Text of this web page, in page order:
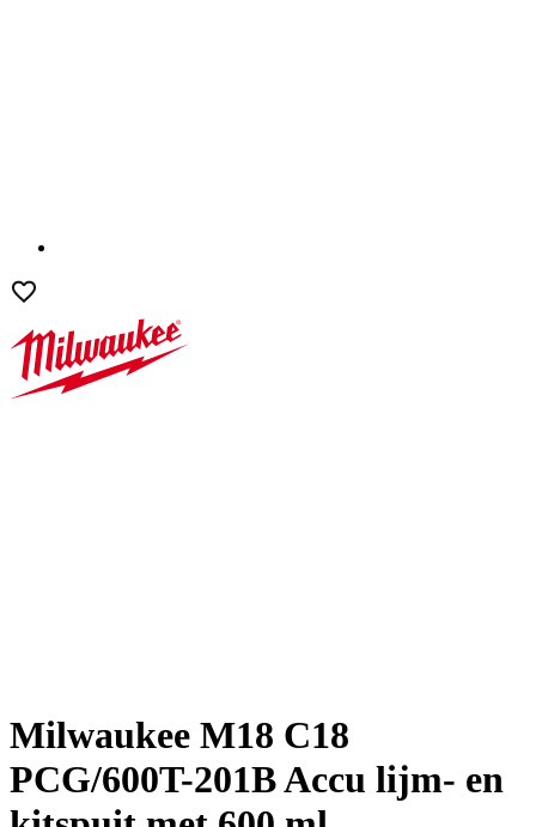
Milwaukee M18 C18
PCG/600T-201B Accu lijm- en